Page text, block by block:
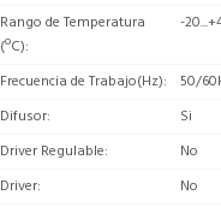
Rango de Temperatura
(ºC)
-
Frecuencia de Trabajo(Hz)
50/
Difusor
Si
Driver Regulable
No
Driver
No